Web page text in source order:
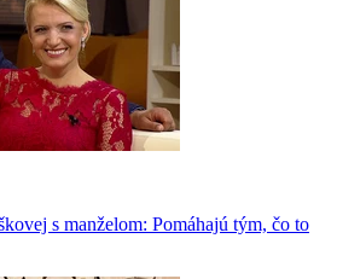
s manželom: Pomáhajú tým, čo to